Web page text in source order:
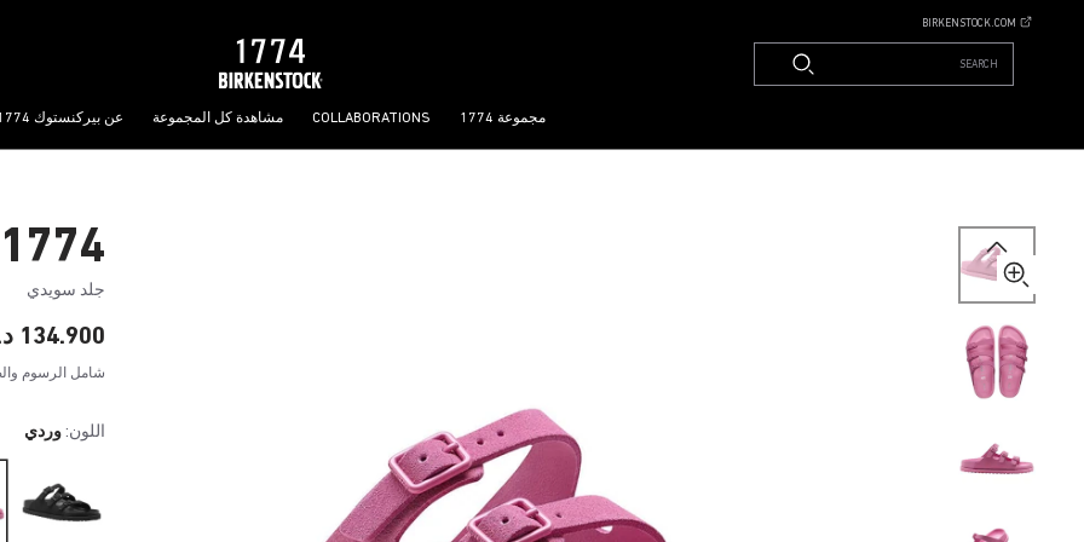
BIRKENSTOCK.COM
SEARCH
مجموعة 1774 COLLABORATIONS مشاهدة كل المجموعة عن بيركنستوك 1774
1774 فلوريدا III
جلد سويدي
134.900 د.ك
شامل الرسوم
اللون:وردي